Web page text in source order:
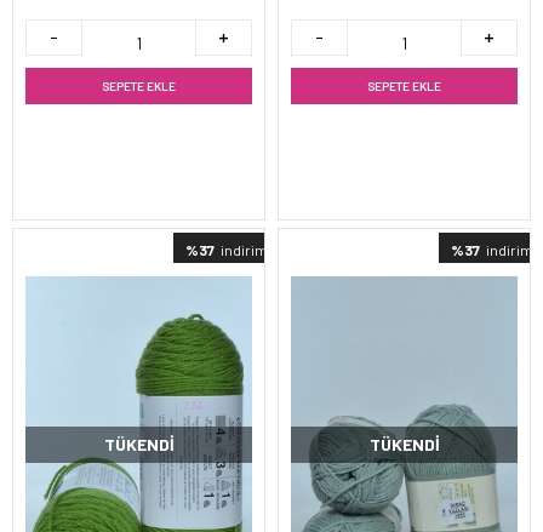
SEPETE EKLE SEPETE EKLE
%37 indirimli
TÜKENDI
%37 indirimli
TÜKENDI